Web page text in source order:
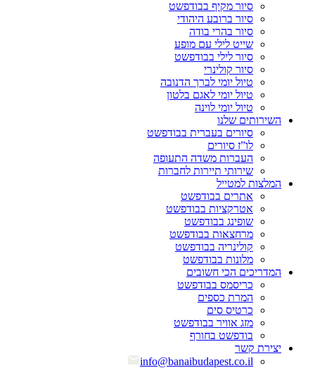
סיור מקיף בבודפשט
סיור ברובע היהודי
סיור בהרי בודה
שייט לילי עם מופע
סיור לילי בבודפשט
סיור קולינרי
טיול יומי לברך הדנובה
טיול יומי לאגם בלטון
טיול יומי לוינה
השירותים שלנו
סיורים בעברית בבודפשט
לו”ז סיורים
העברות משדה התעופה
שירותי תיירות לחברות
המלצות למטייל
אתרים בבודפשט
אטרקציות בבודפשט
שופינג בבודפשט
מרחצאות בבודפשט
קולינריה בבודפשט
מלונות בבודפשט
המדריכים הכי חשובים
כריסמס בבודפשט
המרת כספים
כרטיס סים
מזג אוויר בבודפשט
בודפשט בחורף
יצירת קשר
info@banaibudapest.co.il